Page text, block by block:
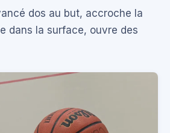
dos au but, accroche la
dans la surface, ouvre des